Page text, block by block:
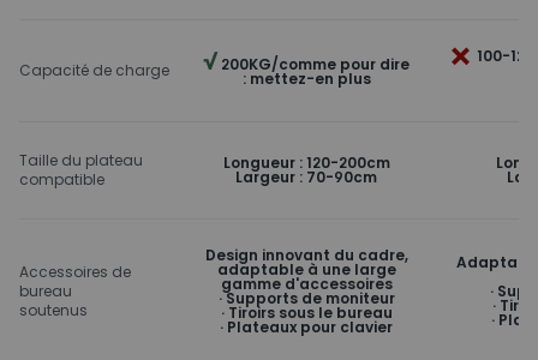
Capacité de charge √ 200KG/comme pour dire
: mettez-en plus
× 100-
Taille du plateau
compatible
Longueur : 120-200cm
Largeur : 70-90cm
Accessoires de
bureau
soutenus
Design innovant du cadre,
adaptable à une large
gamme d'accessoires
· Supports de moniteur
· Tiroirs sous le bureau
· Plateaux pour clavier
·
·
·